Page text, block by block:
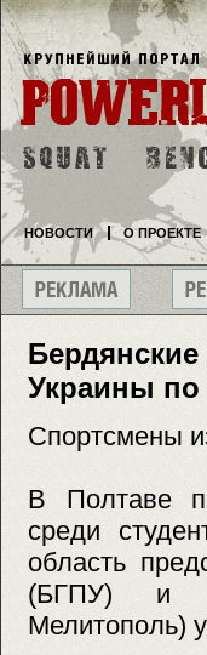
Украины по
Спортсмены
В Полтаве
среди
область
(БГПУ) и
Мелитополь)
НОВОСТИ О ПРОЕКТЕ